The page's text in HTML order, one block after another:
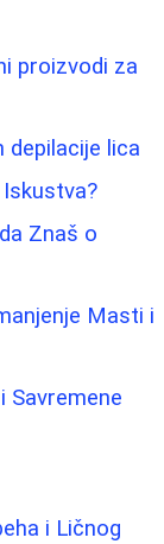
proizvodi za
depilacije lica
Znaš o
Masti i
Savremene
i Ličnog